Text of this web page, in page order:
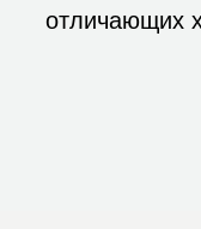
отличающих